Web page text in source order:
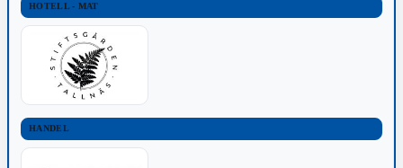
HOTELL - MAT
HANDEL